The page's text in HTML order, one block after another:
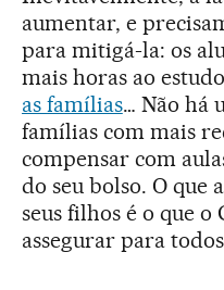
aumentar, e
para mitigá-la: os
mais horas ao
as famílias… Não há
famílias com mais
compensar com
do seu bolso. O que
seus filhos é o que o
assegurar para